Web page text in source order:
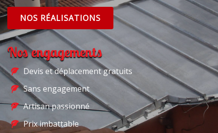
NOS RÉALISATIONS
Nos engagements
Devis et déplacement gratuits
Sans engagement
Artisan passionné
Prix imbattable